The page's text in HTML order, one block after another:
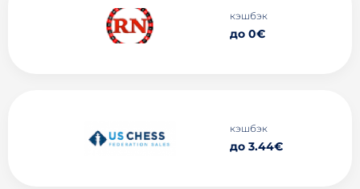
кэшбэк
до 0€
кэшбэк
до 3.44€